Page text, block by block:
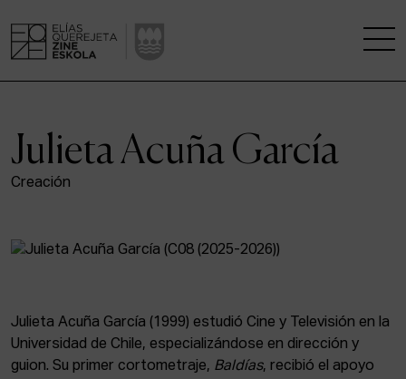
CENTRO DE INVESTIGACIÓN
COMUNIDAD
LA CASA DEL CINE
Julieta Acuña García
Creación
Julieta Acuña García (1999) estudió Cine y Televisión en la
Universidad de Chile, especializándose en dirección y
guion. Su primer cortometraje, Baldías, recibió el apoyo